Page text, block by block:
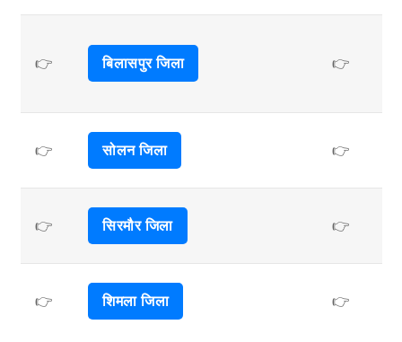
👉 बिलासपुर जिला 👉
👉 सोलन जिला 👉
👉 सिरमौर जिला 👉
👉 शिमला जिला 👉